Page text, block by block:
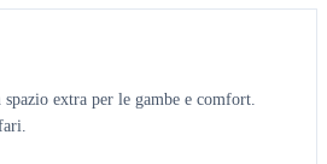
extra per le gambe e comfort.